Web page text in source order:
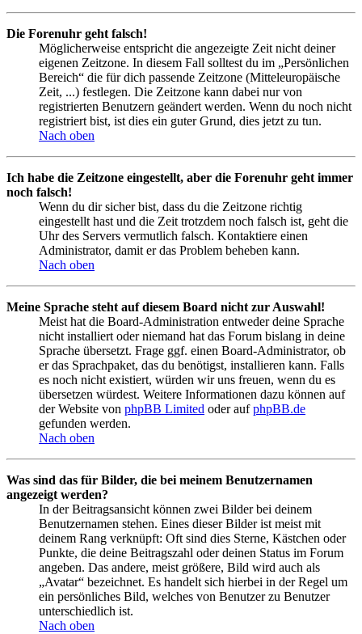
Die Forenuhr geht falsch!
Möglicherweise entspricht die angezeigte Zeit nicht deiner
eigenen Zeitzone. In diesem Fall solltest du im „Persönlichen
Bereich“ die für dich passende Zeitzone (Mitteleuropäische
Zeit, ...) festlegen. Die Zeitzone kann dabei nur von
registrierten Benutzern geändert werden. Wenn du noch nicht
registriert bist, ist dies ein guter Grund, dies jetzt zu tun.
Nach oben
Ich habe die Zeitzone eingestellt, aber die Forenuhr geht immer
noch falsch!
Wenn du dir sicher bist, dass du die Zeitzone richtig
eingestellt hast und die Zeit trotzdem noch falsch ist, geht die
Uhr des Servers vermutlich falsch. Kontaktiere einen
Administrator, damit er das Problem beheben kann.
Nach oben
Meine Sprache steht auf diesem Board nicht zur Auswahl!
Meist hat die Board-Administration entweder deine Sprache
nicht installiert oder niemand hat das Forum bislang in deine
Sprache übersetzt. Frage ggf. einen Board-Administrator, ob
er das Sprachpaket, das du benötigst, installieren kann. Falls
es noch nicht existiert, würden wir uns freuen, wenn du es
übersetzen würdest. Weitere Informationen dazu können auf
der Website von phpBB Limited oder aufphpBB.de
gefunden werden.
Nach oben
Was sind das für Bilder, die bei meinem Benutzernamen
angezeigt werden?
In der Beitragsansicht können zwei Bilder bei deinem
Benutzernamen stehen. Eines dieser Bilder ist meist mit
deinem Rang verknüpft: Oft sind dies Sterne, Kästchen oder
Punkte, die deine Beitragszahl oder deinen Status im Forum
angeben. Das andere, meist größere, Bild wird auch als
„Avatar“ bezeichnet. Es handelt sich hierbei in der Regel um
ein persönliches Bild, welches von Benutzer zu Benutzer
unterschiedlich ist.
Nach oben